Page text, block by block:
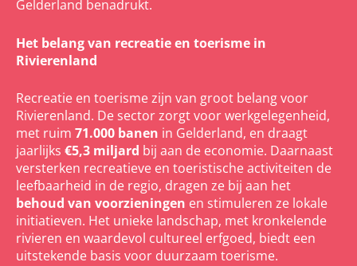
Gelderland benadrukt.
Het belang van recreatie en toerisme in
Rivierenland
Recreatie en toerisme zijn van groot belang voor
Rivierenland. De sector zorgt voor werkgelegenheid,
met ruim 71.000 banen in Gelderland, en draagt
jaarlijks €5,3 miljard bij aan de economie. Daarnaast
versterken recreatieve en toeristische activiteiten de
leefbaarheid in de regio, dragen ze bij aan het
behoud van voorzieningen en stimuleren ze lokale
initiatieven. Het unieke landschap, met kronkelende
rivieren en waardevol cultureel erfgoed, biedt een
uitstekende basis voor duurzaam toerisme.